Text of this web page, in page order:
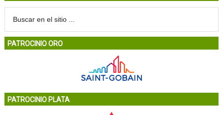
PATROCINIO ORO
PATROCINIO PLATA